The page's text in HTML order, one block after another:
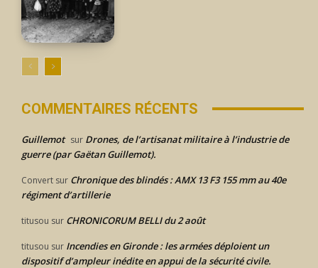
COMMENTAIRES RÉCENTS
Guillemot sur Drones, de l’artisanat militaire à l’industrie de
guerre (par Gaëtan Guillemot).
Convert sur Chronique des blindés : AMX 13 F3 155 mm au 40e
régiment d’artillerie
titusou sur CHRONICORUM BELLI du 2 août
titusou sur Incendies en Gironde : les armées déploient un
dispositif d’ampleur inédite en appui de la sécurité civile.